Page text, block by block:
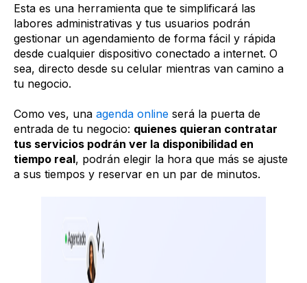
Esta es una herramienta que te simplificará las
labores administrativas y tus usuarios podrán
gestionar un agendamiento de forma fácil y rápida
desde cualquier dispositivo conectado a internet. O
sea, directo desde su celular mientras van camino a
tu negocio.
Como ves, una agenda online será la puerta de
entrada de tu negocio: quienes quieran contratar
tus servicios podrán ver la disponibilidad en
tiempo real, podrán elegir la hora que más se ajuste
a sus tiempos y reservar en un par de minutos.